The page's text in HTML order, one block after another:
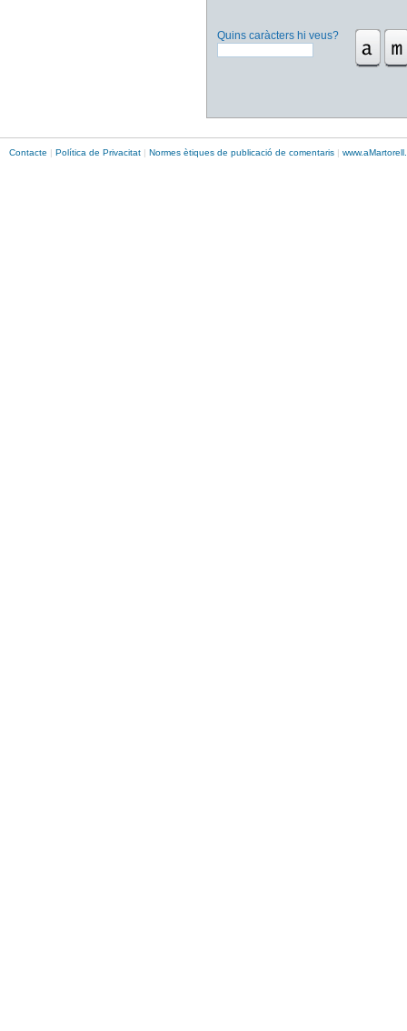
Quins caràcters hi veus?
Contacte | Política de Privacitat | Normes ètiques de publicació de comentaris | www.aMartorell